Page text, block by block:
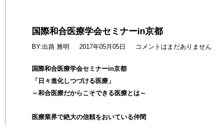
国際和合医療学会セミナーin京都
BY:出路 雅明 2017年05月05日 コメントはまだありません
国際和合医療学会セミナーin京都
「日々進化しつづける医療」
～和合医療だからこそできる医療とは～
医療業界で絶大の信頼をおいている仲間